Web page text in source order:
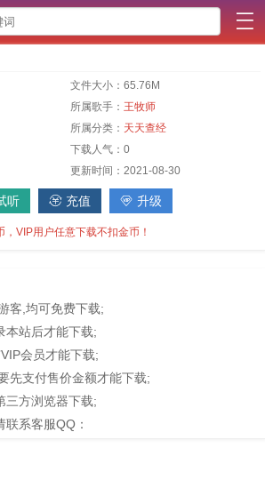

文件大小： 65.76M
所属歌手： 王牧师
所属分类： 天天查经
下载人气： 0
更新时间： 2021-08-30
听  充值  升级
VIP用户任意下载不扣金币！
客,均可免费下载;
本站后才能下载;
会员才能下载;
先支付售价金额才能下载;
三方浏览器下载;
系客服QQ：